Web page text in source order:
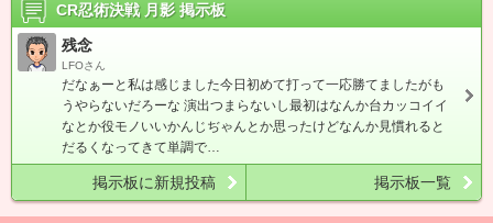
CR忍術決戦 月影掲示板
残念
LFOさん
だなぁーと私は感じました今日初めて打って一応勝てましたがも
うやらないだろーな 演出つまらないし最初はなんか台カッコイイ
なとか役モノいいかんじぢゃんとか思ったけどなんか見慣れると
だるくなってきて単調で…
掲示板に新規投稿 掲示板一覧